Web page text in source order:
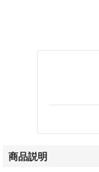
商品説明